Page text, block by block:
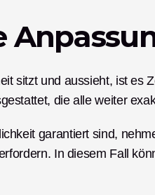
sitzt und aussieht, ist es
die alle weiter
garantiert sind,
In diesem Fall